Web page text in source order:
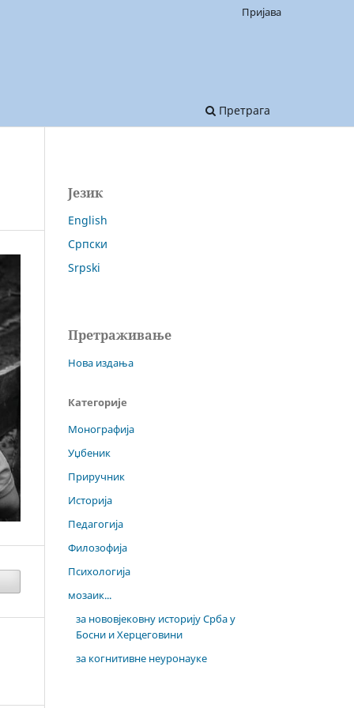
Претрага
Пријава
Језик
English
Српски
Srpski
Претраживање
Нова издања
Категорије
Монографија
Уџбеник
Приручник
Историја
Педагогија
Филозофија
Психологија
мозаик...
за нововјековну историју Срба у
Босни и Херцеговини
за когнитивне неуронауке